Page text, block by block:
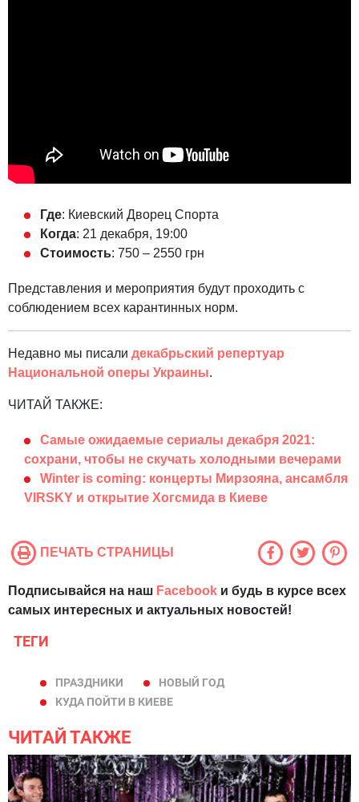
Где: Киевский Дворец Спорта
Когда: 21 декабря, 19:00
Стоимость: 750 – 2550 грн
Представления и мероприятия будут проходить с
соблюдением всех карантинных норм.
Недавно мы писали декабрьский репертуар
Национальной оперы Украины.
ЧИТАЙ ТАКЖЕ:
Самые ожидаемые сериалы декабря 2021:
сохрани, чтобы не скучать холодными вечерами
Winter is coming: концерты Мирзояна, ансамбля
VIRSKY и открытие Хогсмида в Киеве
ПЕЧАТЬ СТРАНИЦЫ
Подписывайся на наш Facebook и будь в курсе всех
самых интересных и актуальных новостей!
ТЕГИ
ПРАЗДНИКИ
НОВЫЙ ГОД
КУДА ПОЙТИ В КИЕВЕ
ЧИТАЙ ТАКЖЕ